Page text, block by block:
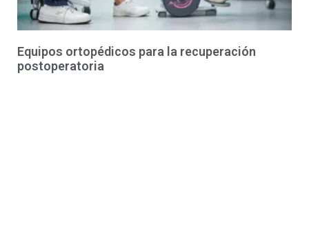
Equipos ortopédicos para la recuperación
postoperatoria